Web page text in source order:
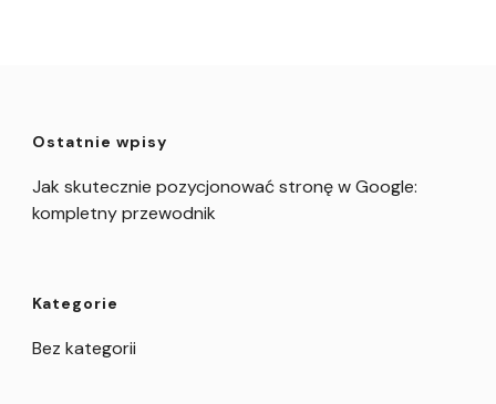
Ostatnie wpisy
Jak skutecznie pozycjonować stronę w Google:
kompletny przewodnik
Kategorie
Bez kategorii